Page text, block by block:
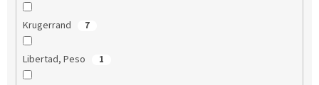
Krugerrand 7
Libertad, Peso 1